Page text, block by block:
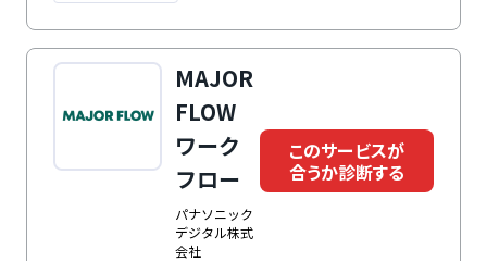
MAJOR
FLOW
ワーク
フロー
パナソニック
デジタル株式
会社
このサービスが
合うか診断する